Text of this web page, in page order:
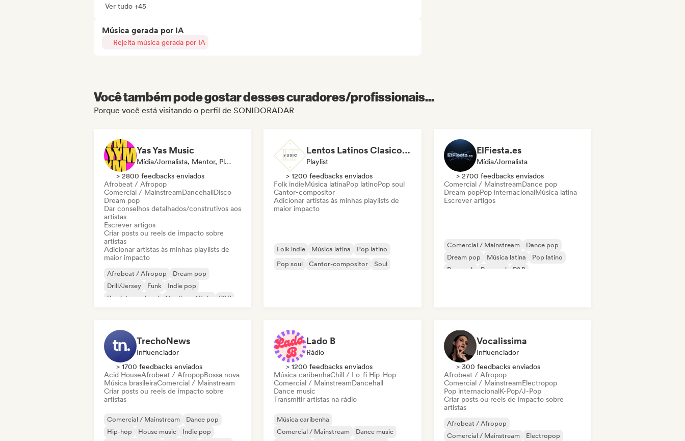
Ver tudo +45
Música gerada por IA
Rejeita música gerada por IA
Você também pode gostar desses curadores/profissionais...
Porque você está visitando o perfil de SONIDORADAR
Yas Yas Music
Mídia/Jornalista, Mentor, Playlist, Influenciador
> 2800 feedbacks enviados
Afrobeat / Afropop
Comercial / MainstreamDancehallDisco
Dream pop
Dar conselhos detalhados/construtivos aos
artistas
Escrever artigos
Criar posts ou reels de impacto sobre
artistas
Adicionar artistas às minhas playlists de
maior impacto
Afrobeat / Afropop
Dream pop
Drill/Jersey
Funk
Indie pop
Rap internacional
Nu-disco / Italo R&B
Lentos Latinos Clasicos En Español (By LTMusic)
Playlist
> 1200 feedbacks enviados
Folk indieMúsica latinaPop latinoPop soul
Cantor-compositor
Adicionar artistas às minhas playlists de
maior impacto
Folk indie Música latina
Pop latino
Pop soul
Cantor-compositor Soul
ElFiesta.es
Mídia/Jornalista
> 2700 feedbacks enviados
Comercial / MainstreamDance pop
Dream popPop internacionalMúsica latina
Escrever artigos
Comercial / Mainstream
Dance pop
Dream pop
Música latina
Pop latino
Pop rock
Pop soul R&B
TrechoNews
Influenciador
> 1700 feedbacks enviados
Acid HouseAfrobeat / AfropopBossa nova
Música brasileiraComercial / Mainstream
Criar posts ou reels de impacto sobre
artistas
Comercial / Mainstream
Dance pop
Hip-hop
House music
Indie pop
Lado B
Rádio
> 1200 feedbacks enviados
Música caribenhaChill / Lo-fi Hip-Hop
Comercial / MainstreamDancehall
Dance music
Transmitir artistas na rádio
Música caribenha
Comercial / Mainstream
Dance music
Vocalissima
Influenciador
> 300 feedbacks enviados
Afrobeat / Afropop
Comercial / MainstreamElectropop
Pop internacionalK-Pop/J-Pop
Criar posts ou reels de impacto sobre
artistas
Afrobeat / Afropop
Comercial / Mainstream
Electropop